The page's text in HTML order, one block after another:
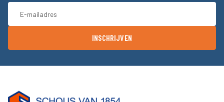
INSCHRIJVEN